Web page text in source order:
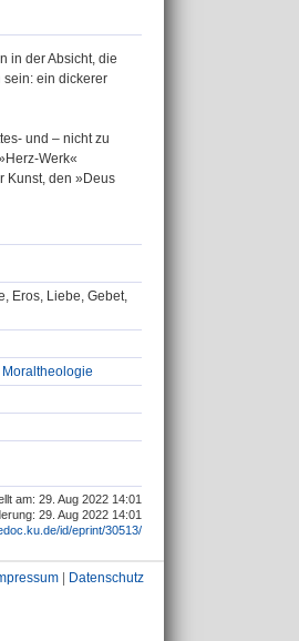
in der Absicht, die
sein: ein dickerer
und – nicht zu
Werk«
Kunst, den »Deus
Eros, Liebe, Gebet,
am: 29. Aug 2022 14:01
29. Aug 2022 14:01
id/eprint/30513/
Datenschutz